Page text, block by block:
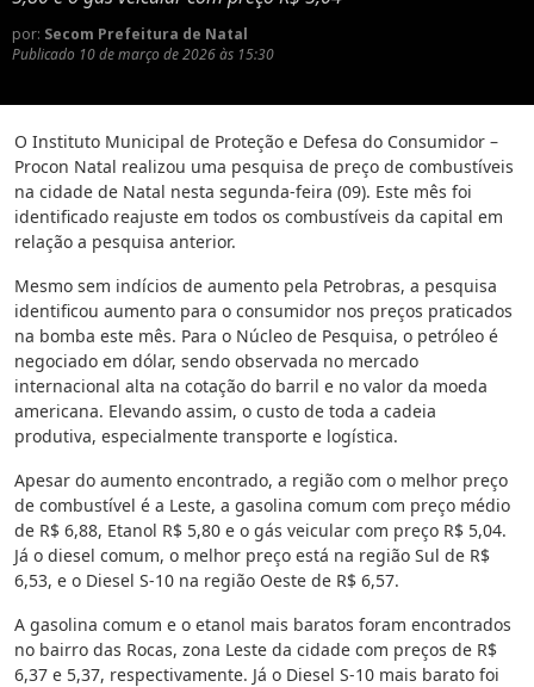
por: Secom Prefeitura de Natal
Publicado 10 de março de 2026 às 15:30
O Instituto Municipal de Proteção e Defesa do Consumidor –
Procon Natal realizou uma pesquisa de preço de combustíveis
na cidade de Natal nesta segunda-feira (09). Este mês foi
identificado reajuste em todos os combustíveis da capital em
relação a pesquisa anterior.
Mesmo sem indícios de aumento pela Petrobras, a pesquisa
identificou aumento para o consumidor nos preços praticados
na bomba este mês. Para o Núcleo de Pesquisa, o petróleo é
negociado em dólar, sendo observada no mercado
internacional alta na cotação do barril e no valor da moeda
americana. Elevando assim, o custo de toda a cadeia
produtiva, especialmente transporte e logística.
Apesar do aumento encontrado, a região com o melhor preço
de combustível é a Leste, a gasolina comum com preço médio
de R$ 6,88, Etanol R$ 5,80 e o gás veicular com preço R$ 5,04.
Já o diesel comum, o melhor preço está na região Sul de R$
6,53, e o Diesel S-10 na região Oeste de R$ 6,57.
A gasolina comum e o etanol mais baratos foram encontrados
no bairro das Rocas, zona Leste da cidade com preços de R$
6,37 e 5,37, respectivamente. Já o Diesel S-10 mais barato foi